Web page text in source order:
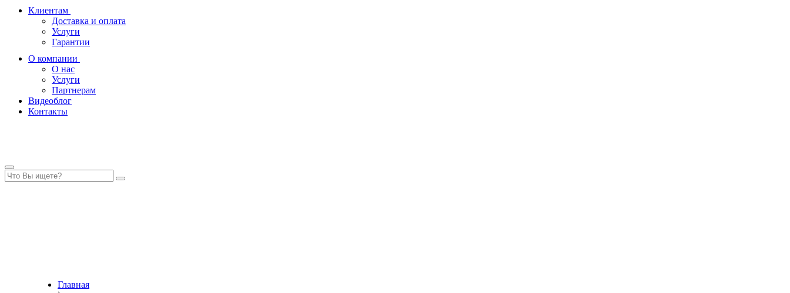
Клиентам
Доставка и оплата
Услуги
Гарантии
О компании
О нас
Услуги
Партнерам
Видеоблог
Контакты
Главная